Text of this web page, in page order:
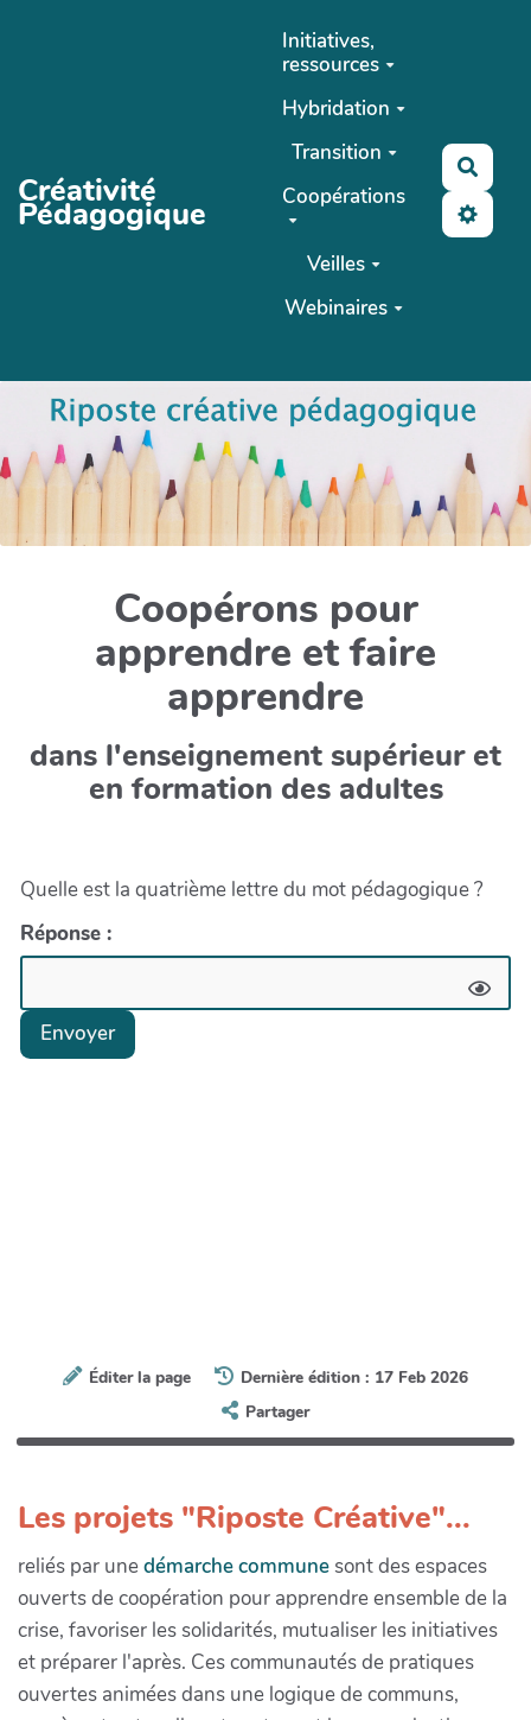
Créativité
Pédagogique
Initiatives,
ressources
Hybridation
Transition
Coopérations
Veilles
Webinaires
Coopérons pour
apprendre et faire
apprendre
dans l'enseignement supérieur et
en formation des adultes
Quelle est la quatrième lettre du mot pédagogique ?
Réponse :
Envoyer
Éditer la page
Dernière édition : 17 Feb 2026
Partager